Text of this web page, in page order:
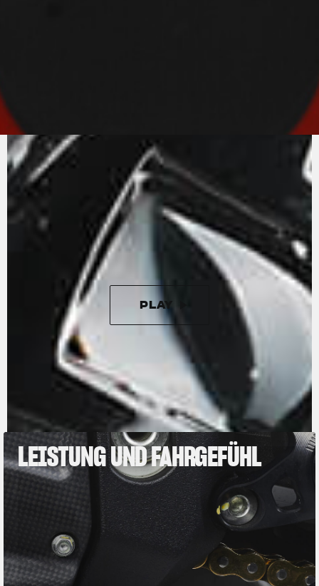
Ein Vierzylinder-Reihenmotor mit Radialventilen
und Titan-Pleueln. Der Motor der Rush ist der
State of the Art in der Motorradtechnik. Der
Vierzylinder-Reihenmotor, der 208 PS bei
13000/min entfaltet, wird durch eine
wunderbare Auspuffanlage mit vier Endrohren,
die den aggressiven und unverwechselbaren
Klang noch verstärken, ergänzt.
PLAY
PAUSE
LEISTUNG UND FAHRGEFÜHL